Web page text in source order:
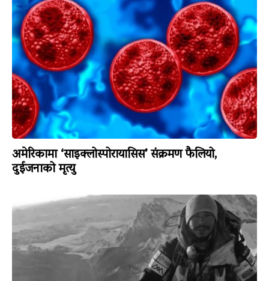
अमेरिकामा ‘साइक्लोस्पोरायासिस’ संक्रमण फैलियो,
दुईजनाको मृत्यु